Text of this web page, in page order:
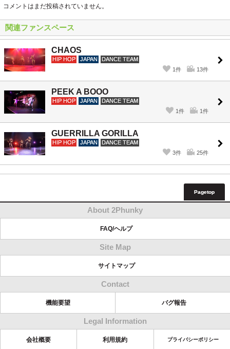
コメントはまだ投稿されていません。
関連ファンスペース
CHAOS
HIP HOP JAPAN
DANCE TEAM
1件
13件
PEEK A BOOO
HIP HOP JAPAN
DANCE TEAM
1件
1件
GUERRILLA GORILLA
HIP HOP JAPAN
DANCE TEAM
3件
25件
Pagetop
About 2Phunky
FAQ/ヘルプ
Site Map
サイトマップ
Contact
機能要望 バグ報告
Legal Information
会社概要 利用規約 プライバシーポリシー